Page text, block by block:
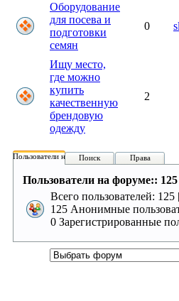
Оборудование
для посева и
подготовки
семян
0
Ищу место,
где можно
купить
качественную
брендовую
одежду
2
Пользователи на форуме:
Поиск Права
Пользователи на форуме::
Всего пользователей: 125
125 Анонимные
0 Зарегистрированные